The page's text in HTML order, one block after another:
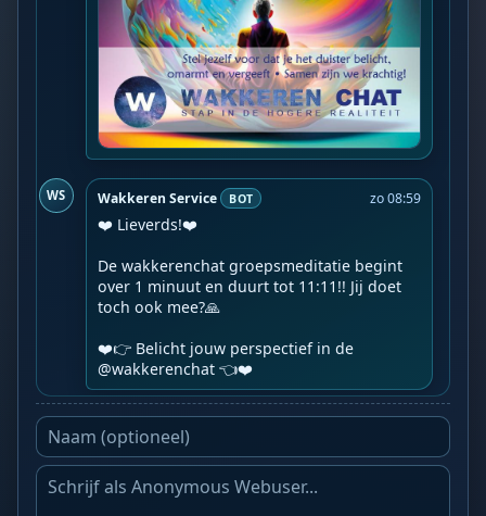
WS Wakkeren Service BOT zo 08:59
❤️ Lieverds!❤️
De wakkerenchat groepsmeditatie begint
over 1 minuut en duurt tot 11:11!! Jij doet
toch ook mee?🙏
❤️👉 Belicht jouw perspectief in de
@wakkerenchat 👈❤️️